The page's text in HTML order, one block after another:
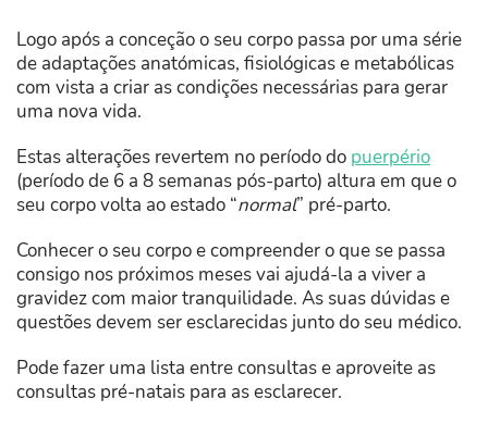
Logo após a conceção o seu corpo passa por uma série
de adaptações anatómicas, fisiológicas e metabólicas
com vista a criar as condições necessárias para gerar
uma nova vida.
Estas alterações revertem no período do puerpério
(período de 6 a 8 semanas pós-parto) altura em que o
seu corpo volta ao estado “normal” pré-parto.
Conhecer o seu corpo e compreender o que se passa
consigo nos próximos meses vai ajudá-la a viver a
gravidez com maior tranquilidade. As suas dúvidas e
questões devem ser esclarecidas junto do seu médico.
Pode fazer uma lista entre consultas e aproveite as
consultas pré-natais para as esclarecer.